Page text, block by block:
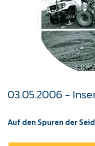
03.05.2006 -
Auf den Spuren der